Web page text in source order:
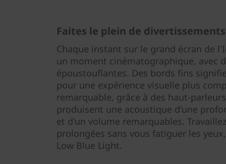
Faites le plein de divertissements
Chaque instant sur le grand écran de
un moment cinématographique, avec
époustouflantes. Des bords fins
pour une expérience visuelle plus
remarquable, grâce à des haut-
produisent une acoustique d'une
et d'un volume remarquables.
prolongées sans vous fatiguer les
Low Blue Light.